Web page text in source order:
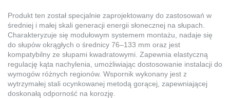
Produkt ten został specjalnie zaprojektowany do zastosowań w
średniej i małej skali generacji energii słonecznej na słupach.
Charakteryzuje się modułowym systemem montażu, nadaje się
do słupów okrągłych o średnicy 76–133 mm oraz jest
kompatybilny ze słupami kwadratowymi. Zapewnia elastyczną
regulację kąta nachylenia, umożliwiając dostosowanie instalacji do
wymogów różnych regionów. Wspornik wykonany jest z
wytrzymałej stali ocynkowanej metodą gorącej, zapewniającej
doskonałą odporność na korozję.